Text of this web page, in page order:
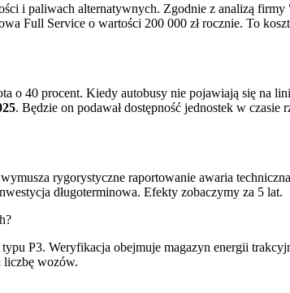
i paliwach alternatywnych. Zgodnie z analizą
Full Service o wartości 200 000 zł rocznie. To
o 40 procent. Kiedy autobusy nie pojawiają się na
. Będzie on podawał dostępność jednostek w
rygorystyczne raportowanie awaria
długoterminowa. Efekty zobaczymy za 5 lat.
P3. Weryfikacja obejmuje magazyn energii
liczbę wozów.